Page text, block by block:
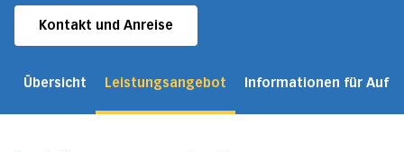
Kontakt und Anreise
Übersicht Leistungsangebot Informationen für